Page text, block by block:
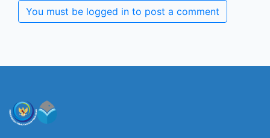
You must be logged in to post a comment